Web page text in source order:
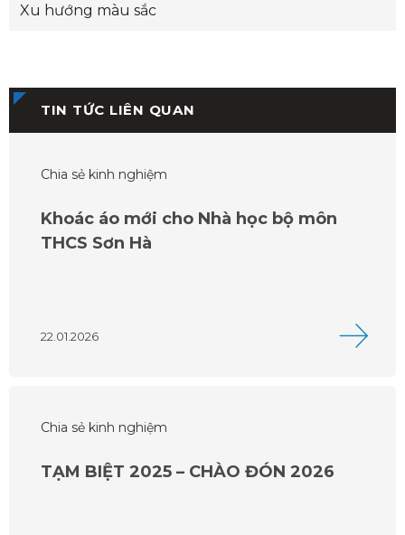
Xu hướng màu sắc
TIN TỨC LIÊN QUAN
Chia sẻ kinh nghiệm
Khoác áo mới cho Nhà học bộ môn
THCS Sơn Hà
22.01.2026
Chia sẻ kinh nghiệm
TẠM BIỆT 2025 – CHÀO ĐÓN 2026